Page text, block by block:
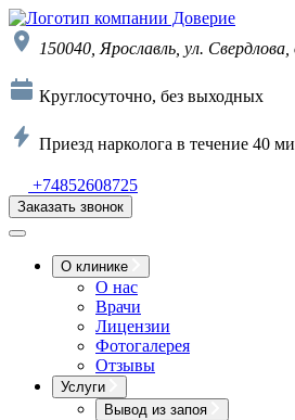
150040, Ярославль, ул.
Круглосуточно, без выходных
Приезд нарколога в течение 40
+74852608725
Заказать звонок
О клинике
О нас
Врачи
Лицензии
Фотогалерея
Отзывы
Услуги
Вывод из запоя